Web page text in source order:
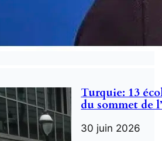
Turquie: 13
du sommet de
30 juin 2026